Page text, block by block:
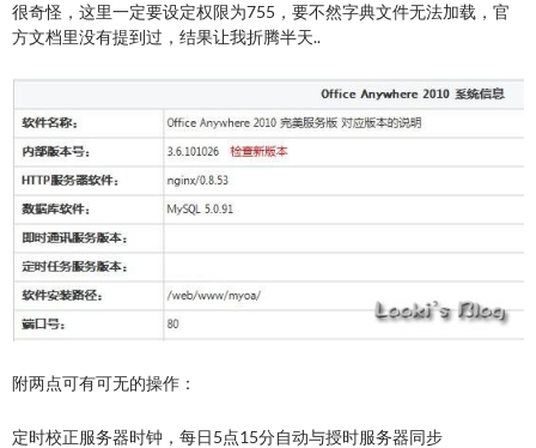
很奇怪，这里一定要设定权限为755，要不然字典文件无法加载，官
方文档里没有提到过，结果让我折腾半天..
附两点可有可无的操作：
定时校正服务器时钟，每日5点15分自动与授时服务器同步